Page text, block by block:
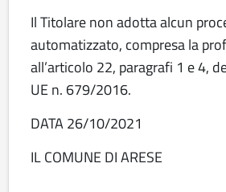
Il Titolare non adotta alcun
automatizzato, compresa la
all’articolo 22, paragrafi 1 e 4,
UE n. 679/2016.
DATA 26/10/2021
IL COMUNE DI ARESE